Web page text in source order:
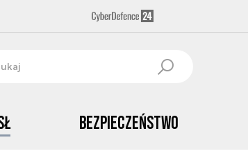
Bezpieczeństwo